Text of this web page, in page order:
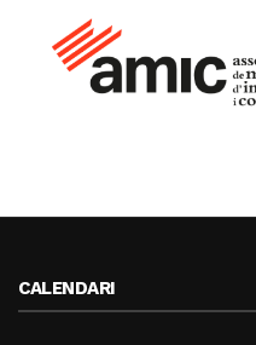
CALENDARI